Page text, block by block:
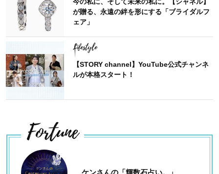
が贈る、永遠の絆を形にする「ブライダルフ
ェア」
Lifestyle
【STORY channel】YouTube公式チャンネ
ルが本格スタート！
Fortune